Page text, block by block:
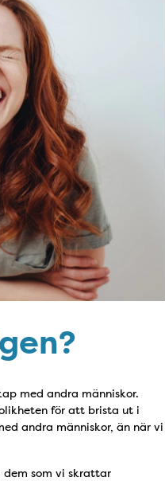
med andra människor.
för att brista ut i
andra människor, än när vi
som vi skrattar